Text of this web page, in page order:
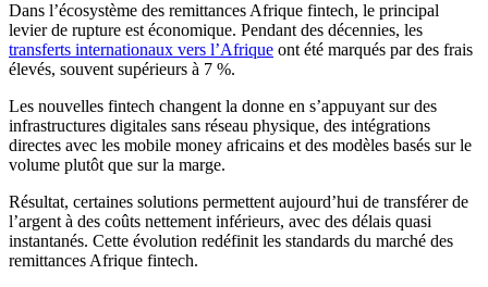
Dans l’écosystème des remittances Afrique fintech, le principal
levier de rupture est économique. Pendant des décennies, les
transferts internationaux vers l’Afrique ont été marqués par des frais
élevés, souvent supérieurs à 7 %.
Les nouvelles fintech changent la donne en s’appuyant sur des
infrastructures digitales sans réseau physique, des intégrations
directes avec les mobile money africains et des modèles basés sur le
volume plutôt que sur la marge.
Résultat, certaines solutions permettent aujourd’hui de transférer de
l’argent à des coûts nettement inférieurs, avec des délais quasi
instantanés. Cette évolution redéfinit les standards du marché des
remittances Afrique fintech.